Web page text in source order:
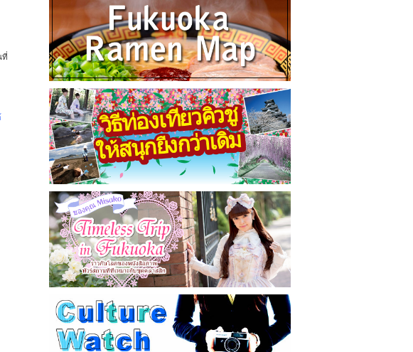
ที่
2023.03.02
little stand Daimyo - ทัวร์ชิมเมนูวีแกนและมังสวิรัติในเมืองฟุกุโอ
กะ -
2023.02.28
Tochikuken Orio Honsha Udon-ten / 東筑軒 折尾本社うどん店
2023.02.27
Maruyoshi Shokudo / 丸好食堂